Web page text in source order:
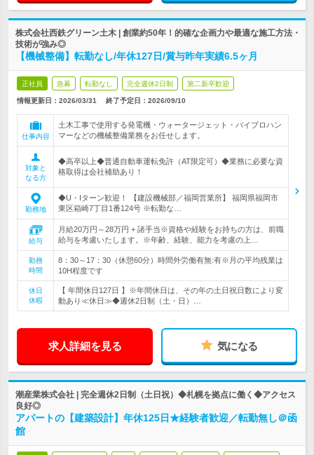
株式会社西鉄グリーン土木 | 創業約50年！的確な企画力や最適な施工方法・
技術が強み◎
【機械整備】転勤なし/年休127日/賞与昨年実績6.5ヶ月
正社員 急募 転勤なし 完全週休2日制 第二新卒歓迎
情報更新日：2026/03/31 終了予定日： 2026/09/10
仕事内容
土木工事で使用する発電機・ウォータージェット・バイブロハン
マーなどの機械整備業務をお任せします。
対象と
なる方
◆高卒以上◆普通自動車運転免許（AT限定可）◆業務に必要な資
格取得は会社補助あり！
勤務地
◆U・Iターン歓迎！ 【建設機械部／福岡営業所】 福岡県福岡市
東区箱崎7丁目1番124号 ※転勤な…
給与
月給20万円～28万円 + 諸手当※資格や経験をお持ちの方は、前職
給与を考慮いたします。※年齢、経験、能力を考慮の上…
勤務
時間
8：30～17：30（休憩60分）時間外労働有無:有※月の平均残業は
10H程度です
休日
休暇
【 年間休日127日 】※年間休日は、その年の土日祝日数により変
動あり≪休日≫◆週休2日制（土・日）…
求人詳細を見る 気になる
潮産業株式会社 | 完全週休2日制（土日祝）◆札幌を拠点に働く◆アクセス
良好◎
アパートの【建築設計】年休125日★経験者歓迎／転勤無し＠函
館